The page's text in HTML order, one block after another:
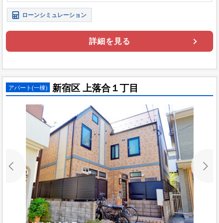
多く暮らしやすい住環境です。
ローンシミュレーション
詳細を見る
アパート(一棟) 新宿区 上落合１丁目